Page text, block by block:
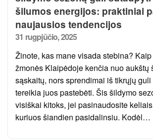
šilumos energijos: praktiniai
naujausios tendencijos
Posted
31 rugpjūčio, 2025
Žinote, kas mane visada stebina?
žmonės Klaipėdoje kenčia nuo aukštų
sąskaitų, nors sprendimai iš tikrųjų
tereikia juos pastebėti. Šis šildymo
visiškai kitoks, jei pasinaudosite
kuriuos šiandien pasidalinsiu. Kodėl…